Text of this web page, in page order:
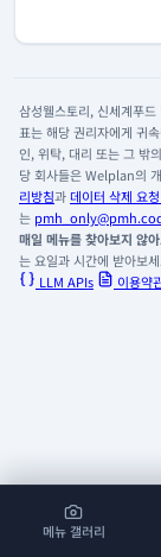
메뉴 갤러리
삼성웰스토리, 신세계푸
표는 해당 권리자에게 귀
인, 위탁, 대리 또는 그 밖
당 회사들은 Welplan의
리방침과데이터 삭제 요
는
매일 메뉴를 찾아보지 않
는 요일과 시간에 받아보
LLM APIs
이용약